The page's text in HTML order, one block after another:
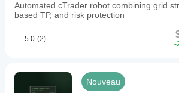
Automated cTrader robot combining grid
based TP, and risk protection
5.0 (2)
-
Nouveau